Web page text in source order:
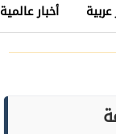
عربية أخبار عالمية